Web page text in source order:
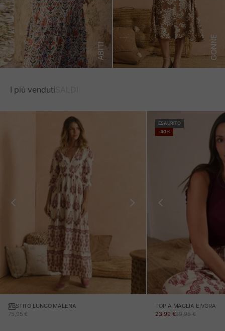
ABITI GONNE
I più venduti
VESTITO LUNGO MALENA
PREZZO IN OFFERTA
75,95 €
ESAURITO
-40%
TOP A MAGLIA EIVORA
PREZZO IN OFFERTA
23,99 €PREZZO NORMALE
39,95 €